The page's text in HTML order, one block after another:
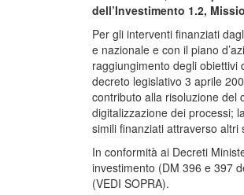
dell’Investimento 1.2,
Per gli interventi finanziati
e nazionale e con il piano
raggiungimento degli obiettivi
decreto legislativo 3 aprile
contributo alla risoluzione del
digitalizzazione dei processi;
simili finanziati attraverso altri
In conformità ai Decreti
investimento (DM 396 e 397
(VEDI SOPRA).